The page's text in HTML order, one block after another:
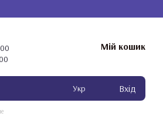
Мій кошик
Укр Вхід